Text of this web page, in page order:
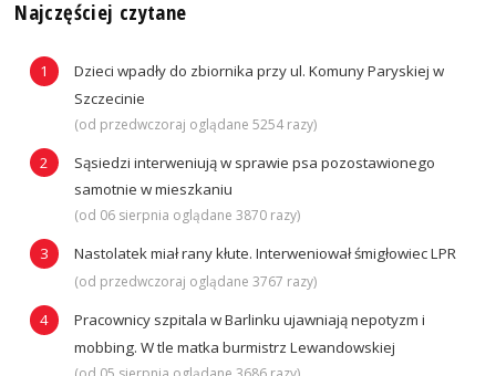
Najczęściej czytane
Dzieci wpadły do zbiornika przy ul. Komuny Paryskiej w
Szczecinie
(od przedwczoraj oglądane 5254 razy)
Sąsiedzi interweniują w sprawie psa pozostawionego
samotnie w mieszkaniu
(od 06 sierpnia oglądane 3870 razy)
Nastolatek miał rany kłute. Interweniował śmigłowiec LPR
(od przedwczoraj oglądane 3767 razy)
Pracownicy szpitala w Barlinku ujawniają nepotyzm i
mobbing. W tle matka burmistrz Lewandowskiej